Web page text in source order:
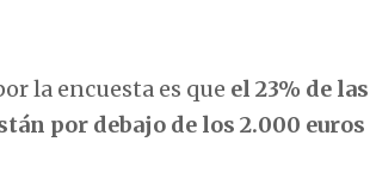
la encuesta es que el 23% de
por debajo de los 2.000 euros